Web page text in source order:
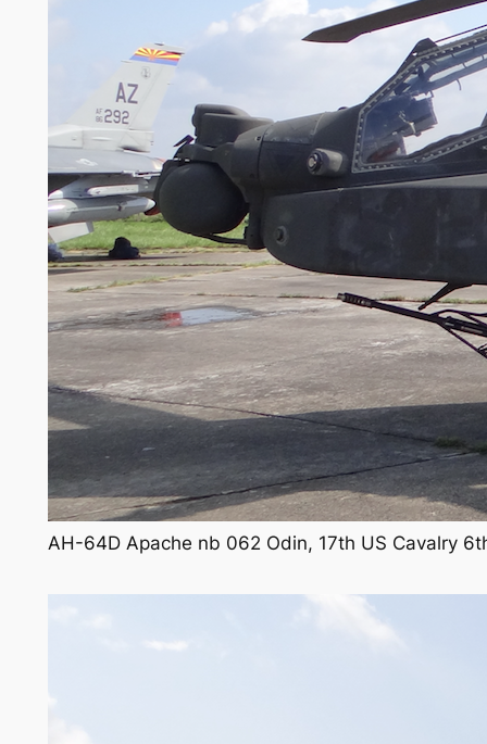
AH-64D Apache nb 062 Odin, 17th US Cavalry